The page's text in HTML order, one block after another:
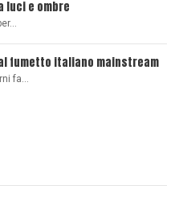
luci e ombre
fumetto italiano mainstream
fa…